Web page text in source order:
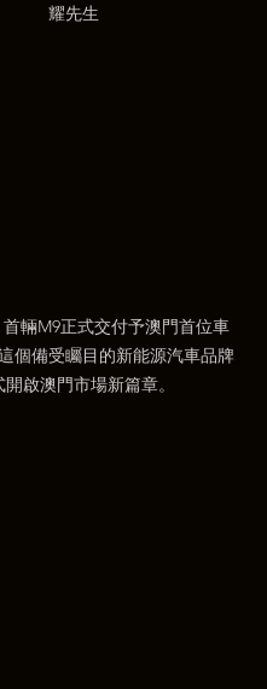
耀先生
輛M9正式交付予澳門首位車
個備受矚目的新能源汽車品牌
開啟澳門市場新篇章。